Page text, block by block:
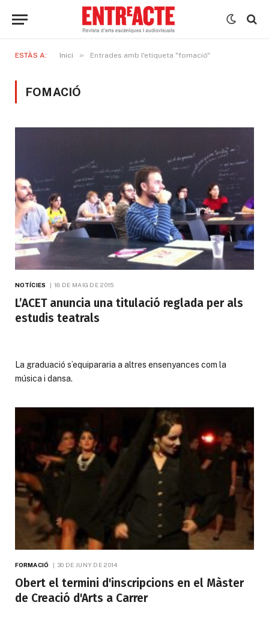
ESTÀS A: Inici » Entrades amb l'etiqueta "fomació"
FOMACIÓ
NOTÍCIES 18 DE MAIG DE 2015
L’ACET anuncia una titulació reglada per als
estudis teatrals
La graduació s’equipararia a altres ensenyances com la
música i dansa.
FORMACIÓ 30 DE JUNY DE 2014
Obert el termini d'inscripcions en el Màster
de Creació d'Arts a Carrer